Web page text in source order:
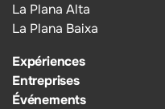
La Plana Alta
La Plana Baixa
Expériences
Entreprises
Événements